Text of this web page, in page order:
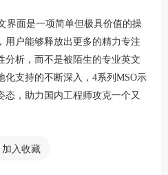
界面是一项简单但极具价值的操
用户能够释放出更多的精力专注
分析，而不是被陌生的专业英文
化支持的不断深入，4系列MSO示
态，助力国内工程师攻克一个又
加入收藏